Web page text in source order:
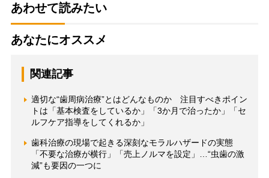
あわせて読みたい
あなたにオススメ
関連記事
適切な“歯周病治療”とはどんなものか 注目すべきポイン
トは「基本検査をしているか」「3か月で治ったか」「セ
ルフケア指導をしてくれるか」
歯科治療の現場で起きる深刻なモラルハザードの実態
「不要な治療が横行」「売上ノルマを設定」…“虫歯の激
減”も要因の一つに